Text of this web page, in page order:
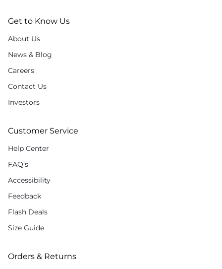
Get to Know Us
About Us
News & Blog
Careers
Contact Us
Investors
Customer Service
Help Center
FAQ’s
Accessibility
Feedback
Flash Deals
Size Guide
Orders & Returns